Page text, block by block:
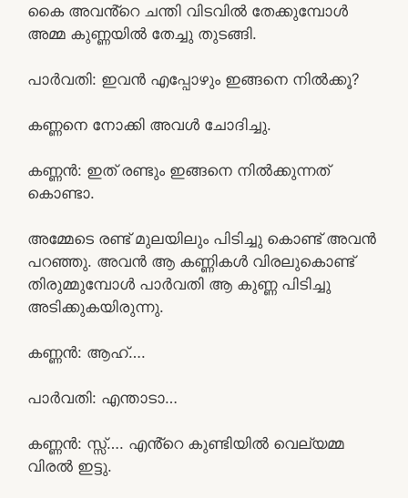
കൈ അവൻ്റെ ചന്തി വിടവിൽ തേക്കുമ്പോൾ
അമ്മ കുണ്ണയിൽ തേച്ചു തുടങ്ങി.
പാർവതി: ഇവൻ എപ്പോഴും ഇങ്ങനെ നിൽക്കൂ?
കണ്ണനെ നോക്കി അവൾ ചോദിച്ചു.
കണ്ണൻ: ഇത് രണ്ടും ഇങ്ങനെ നിൽക്കുന്നത്
കൊണ്ടാ.
അമ്മേടെ രണ്ട് മുലയിലും പിടിച്ചു കൊണ്ട് അവൻ
പറഞ്ഞു. അവൻ ആ കണ്ണികൾ വിരലുകൊണ്ട്
തിരുമ്മുമ്പോൾ പാർവതി ആ കുണ്ണ പിടിച്ചു
അടിക്കുകയിരുന്നു.
കണ്ണൻ: ആഹ്….
പാർവതി: എന്താടാ…
കണ്ണൻ: സ്സ്‌…. എൻ്റെ കുണ്ടിയിൽ വെല്യമ്മ
വിരൽ ഇട്ടു.